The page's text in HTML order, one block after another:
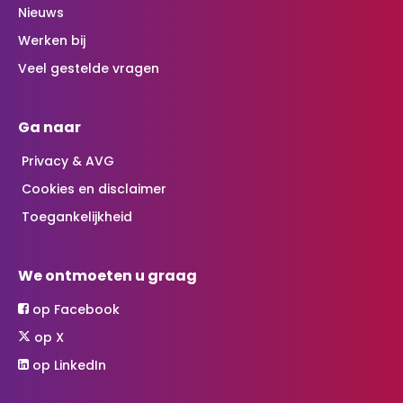
Nieuws
Werken bij
Veel gestelde vragen
Ga naar
Privacy & AVG
Cookies en disclaimer
Toegankelijkheid
We ontmoeten u graag
op Facebook
op X
op LinkedIn